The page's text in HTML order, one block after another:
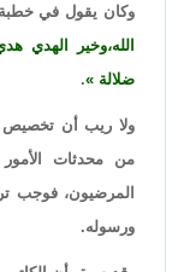
وكان يقول في
الله،وخير الهدي
ضلالة
.
ولا ريب أن تخصيص
من محدثات
المرضيون، فوجب
ورسوله.